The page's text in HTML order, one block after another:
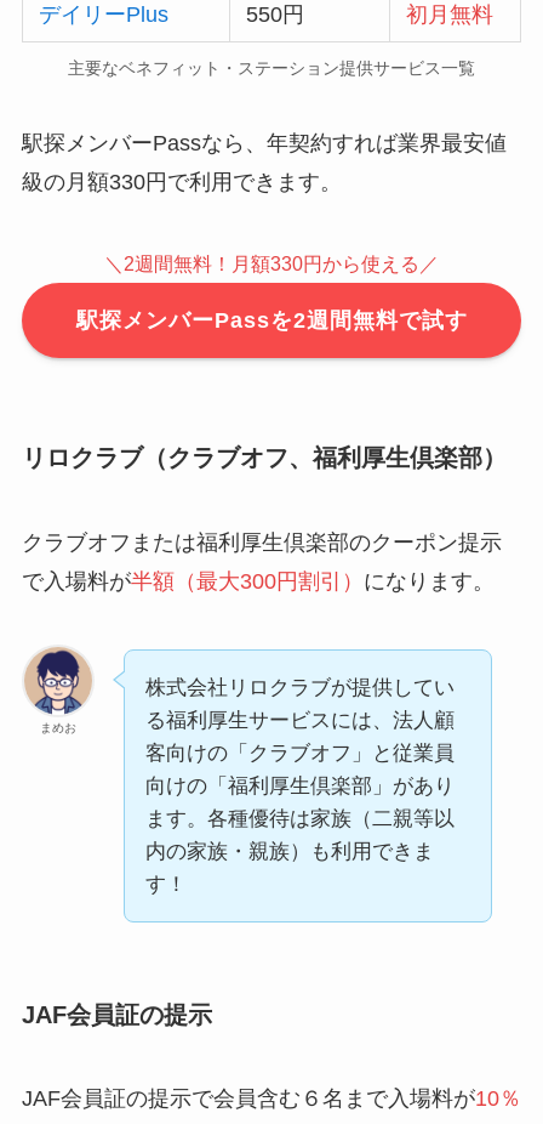
デイリーPlus 550円 初月無料
主要なベネフィット・ステーション提供サービス一覧
駅探メンバーPassなら、年契約すれば業界最安値
級の月額330円で利用できます。
＼2週間無料！月額330円から使える／
駅探メンバーPassを2週間無料で試す
リロクラブ（クラブオフ、福利厚生倶楽部）
クラブオフまたは福利厚生倶楽部のクーポン提示
で入場料が半額（最大300円割引） になります。
まめお
株式会社リロクラブが提供してい
る福利厚生サービスには、法人顧
客向けの「クラブオフ」と従業員
向けの「福利厚生倶楽部」があり
ます。各種優待は家族（二親等以
内の家族・親族）も利用できま
す！
JAF会員証の提示
JAF会員証の提示で会員含む６名まで入場料が10％